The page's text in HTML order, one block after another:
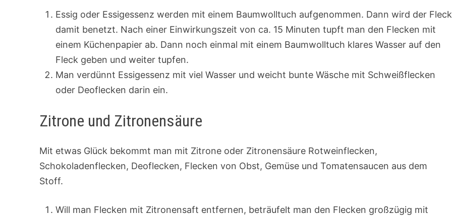
Essig oder Essigessenz werden mit einem Baumwolltuch aufgenommen. Dann wird der Fleck
damit benetzt. Nach einer Einwirkungszeit von ca. 15 Minuten tupft man den Flecken mit
einem Küchenpapier ab. Dann noch einmal mit einem Baumwolltuch klares Wasser auf den
Fleck geben und weiter tupfen.
Man verdünnt Essigessenz mit viel Wasser und weicht bunte Wäsche mit Schweißflecken
oder Deoflecken darin ein.
Zitrone und Zitronensäure
Mit etwas Glück bekommt man mit Zitrone oder Zitronensäure Rotweinflecken,
Schokoladenflecken, Deoflecken, Flecken von Obst, Gemüse und Tomatensaucen aus dem
Stoff.
Will man Flecken mit Zitronensaft entfernen, beträufelt man den Flecken großzügig mit